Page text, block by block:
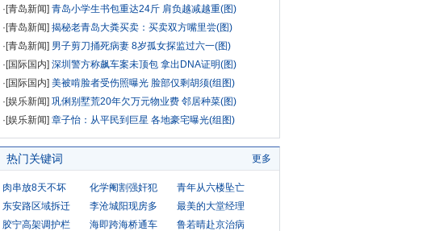
·[青岛新闻] 青岛小学生书包重达24斤 肩负越减越重(图)
·[青岛新闻] 揭秘老青岛大粪买卖：买卖双方嘴里尝(图)
·[青岛新闻] 男子剪刀捅死病妻 8岁孤女探监过六一(图)
·[国际国内] 深圳警方称飙车案未顶包 拿出DNA证明(图)
·[国际国内] 美被啃脸者受伤照曝光 脸部仅剩胡须(组图)
·[娱乐新闻] 巩俐别墅荒20年欠万元物业费 邻居种菜(图)
·[娱乐新闻] 章子怡：从平民到巨星 各地豪宅曝光(组图)
热门关键词 更多
肉串放8天不坏 化学阉割强奸犯
青年从六楼坠亡
东安路区域拆迁
李沧城阳现房多
最美的大堂经理
胶宁高架调护栏
海即跨海桥通车
鲁若晴赴京治病